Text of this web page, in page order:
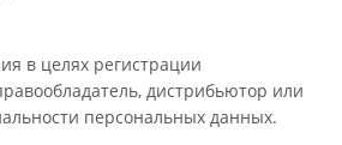
в целях регистрации
дистрибьютор или
персональных данных.